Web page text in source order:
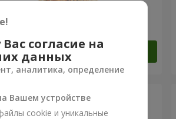
корзина "Классика"
грн
согласие на
данных
аналитика, определение
Вашем устройстве
cookie и уникальные